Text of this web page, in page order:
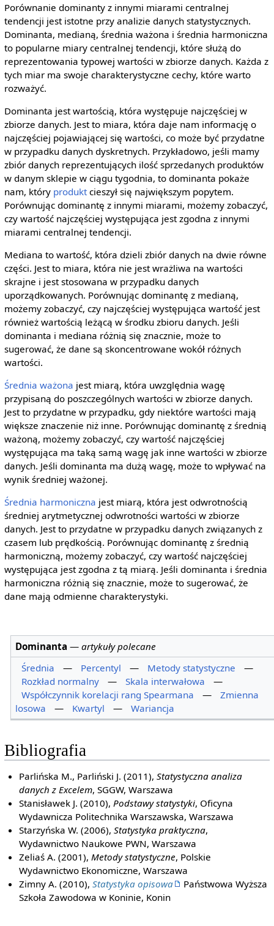
Porównanie dominanty z innymi miarami centralnej
tendencji jest istotne przy analizie danych statystycznych.
Dominanta, medianą, średnia ważona i średnia harmoniczna
to popularne miary centralnej tendencji, które służą do
reprezentowania typowej wartości w zbiorze danych. Każda z
tych miar ma swoje charakterystyczne cechy, które warto
rozważyć.
Dominanta jest wartością, która występuje najczęściej w
zbiorze danych. Jest to miara, która daje nam informację o
najczęściej pojawiającej się wartości, co może być przydatne
w przypadku danych dyskretnych. Przykładowo, jeśli mamy
zbiór danych reprezentujących ilość sprzedanych produktów
w danym sklepie w ciągu tygodnia, to dominanta pokaże
nam, który produktcieszył się największym popytem.
Porównując dominantę z innymi miarami, możemy zobaczyć,
czy wartość najczęściej występująca jest zgodna z innymi
miarami centralnej tendencji.
Mediana to wartość, która dzieli zbiór danych na dwie równe
części. Jest to miara, która nie jest wrażliwa na wartości
skrajne i jest stosowana w przypadku danych
uporządkowanych. Porównując dominantę z medianą,
możemy zobaczyć, czy najczęściej występująca wartość jest
również wartością leżącą w środku zbioru danych. Jeśli
dominanta i mediana różnią się znacznie, może to
sugerować, że dane są skoncentrowane wokół różnych
wartości.
Średnia ważona jest miarą, która uwzględnia wagę
przypisaną do poszczególnych wartości w zbiorze danych.
Jest to przydatne w przypadku, gdy niektóre wartości mają
większe znaczenie niż inne. Porównując dominantę z średnią
ważoną, możemy zobaczyć, czy wartość najczęściej
występująca ma taką samą wagę jak inne wartości w zbiorze
danych. Jeśli dominanta ma dużą wagę, może to wpływać na
wynik średniej ważonej.
Średnia harmoniczna jest miarą, która jest odwrotnością
średniej arytmetycznej odwrotności wartości w zbiorze
danych. Jest to przydatne w przypadku danych związanych z
czasem lub prędkością. Porównując dominantę z średnią
harmoniczną, możemy zobaczyć, czy wartość najczęściej
występująca jest zgodna z tą miarą. Jeśli dominanta i średnia
harmoniczna różnią się znacznie, może to sugerować, że
dane mają odmienne charakterystyki.
Dominanta —artykuły polecane
Średnia
— Percentyl — Metody statystyczne
—
Rozkład normalny
— Skala interwałowa
—
Współczynnik korelacji rang Spearmana
—
Zmienna
losowa
— Kwartyl — Wariancja
Bibliografia
Parlińska M., Parliński J. (2011),Statystyczna analiza
danych z Excelem, SGGW, Warszawa
Stanisławek J. (2010), Podstawy statystyki, Oficyna
Wydawnicza Politechnika Warszawska, Warszawa
Starzyńska W. (2006),Statystyka praktyczna,
Wydawnictwo Naukowe PWN, Warszawa
Zeliaś A. (2001), Metody statystyczne, Polskie
Wydawnictwo Ekonomiczne, Warszawa
Zimny A. (2010),Statystyka opisowa
Państwowa Wyższa
Szkoła Zawodowa w Koninie, Konin